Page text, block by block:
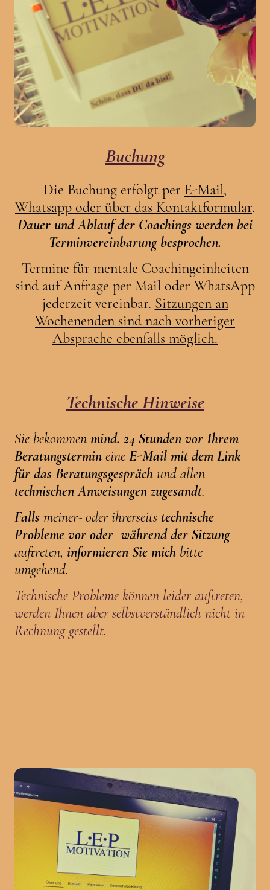
Buchung
Die Buchung erfolgt per E-Mail,
Whatsapp oder über das Kontaktformular.
Dauer und Ablauf der Coachings werden bei
Terminvereinbarung besprochen.
Termine für mentale Coachingeinheiten
sind auf Anfrage per Mail oder WhatsApp
jederzeit vereinbar. Sitzungen an
Wochenenden sind nach vorheriger
Absprache ebenfalls möglich.
Technische Hinweise
Sie bekommen mind. 24 Stunden vor Ihrem
Beratungstermin eine E-Mail mit dem Link
für das Beratungsgespräch und allen
technischen Anweisungen zugesandt.
Falls meiner- oder ihrerseits technische
Probleme vor oder während der Sitzung
auftreten, informieren Sie mich bitte
umgehend.
Technische Probleme können leider auftreten,
werden Ihnen aber selbstverständlich nicht in
Rechnung gestellt.